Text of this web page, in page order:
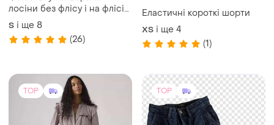
💎якість! у кольорах🌈
лосіни без флісу і на флісі
легінси штани жіночі у
рубчик 7169 7172
S і ще 8
ISSA PLUS
Еластичні короткі шорти
ХS і ще 4
TOP TOP